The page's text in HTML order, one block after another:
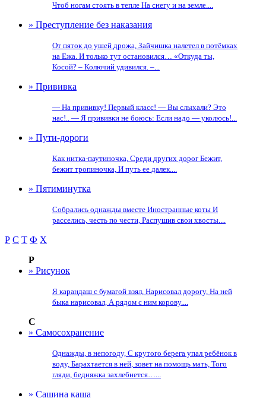
Чтоб ногам стоять в тепле На снегу и на земле....
» Преступление без наказания
От пяток до ушей дрожа, Зайчишка налетел в потёмках
на Ежа. И только тут остановился… «Откуда ты,
Косой? – Колючий удивился. –...
» Прививка
— На прививку! Первый класс! — Вы слыхали? Это
нас!.. — Я прививки не боюсь: Если надо — уколюсь!...
» Пути-дороги
Как нитка-паутиночка, Среди других дорог Бежит,
бежит тропиночка, И путь ее далек....
» Пятиминутка
Собрались однажды вместе Иностранные коты И
расселись, честь по чести, Распушив свои хвосты....
Р С Т Ф Х
Р
» Рисунок
Я карандаш с бумагой взял, Нарисовал дорогу, На ней
быка нарисовал, А рядом с ним корову....
С
» Самосохранение
Однажды, в непогоду, С крутого берега упал ребёнок в
воду, Барахтается в ней, зовет на помощь мать, Того
гляди, бедняжка захлебнется…...
» Сашина каша